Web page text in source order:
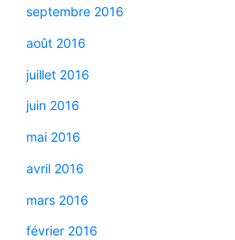
septembre 2016
août 2016
juillet 2016
juin 2016
mai 2016
avril 2016
mars 2016
février 2016